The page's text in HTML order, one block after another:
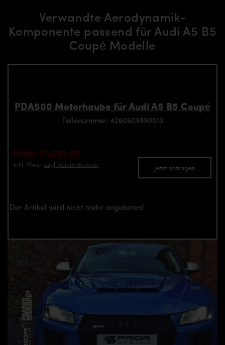
Verwandte Aerodynamik-
Komponente passend für Audi A5 B5
Coupé Modelle
PDA500 Motorhaube für Audi A5 B5 Coupé
Teilenummer: 4260609890013
Preis: €1,290.00
inkl. Mwst. zzgl. Versandkosten Jetzt anfragen
Der Artikel wird nicht mehr angeboten!